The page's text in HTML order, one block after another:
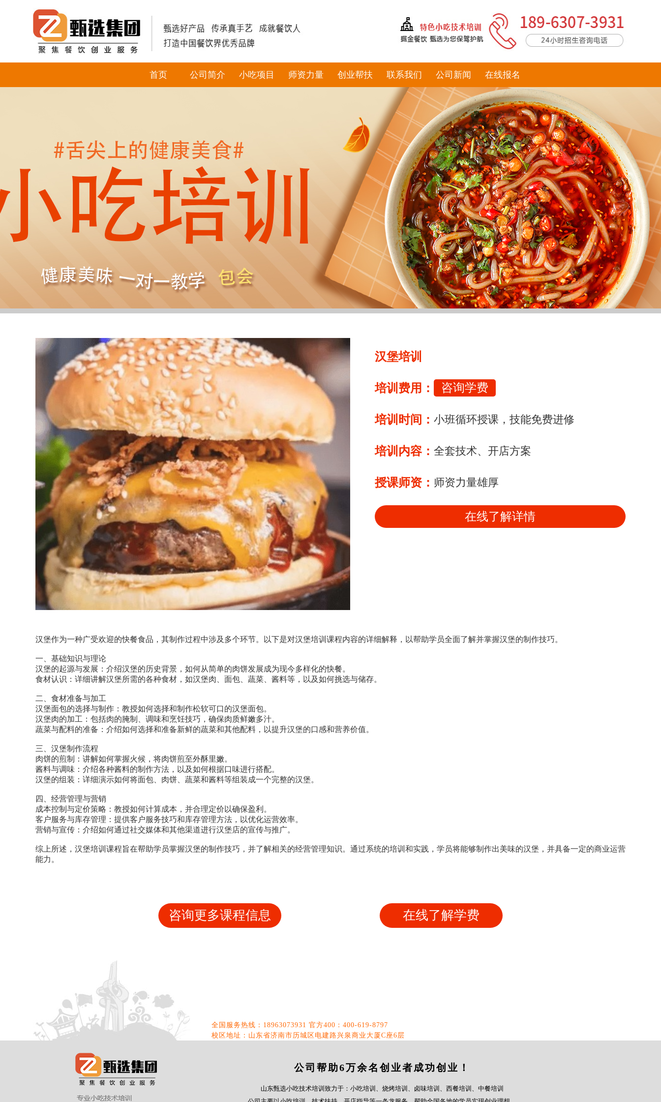
首页 公司简介 小吃项目 师资力量 创业帮扶 联系我们 公司新闻 在线报名
汉堡培训
培训费用： 咨询学费
培训时间： 小班循环授课，技能免费进修
培训内容： 全套技术、开店方案
授课师资： 师资力量雄厚
在线了解详情
汉堡作为一种广受欢迎的快餐食品，其制作过程中涉及多个环节。以下是对汉堡培训课程内容的详细解释，以帮助学员全面了解并掌握汉堡的制作技巧。
一、基础知识与理论
汉堡的起源与发展：介绍汉堡的历史背景，如何从简单的肉饼发展成为现今多样化的快餐。
食材认识：详细讲解汉堡所需的各种食材，如汉堡肉、面包、蔬菜、酱料等，以及如何挑选与储存。
二、食材准备与加工
汉堡面包的选择与制作：教授如何选择和制作松软可口的汉堡面包。
汉堡肉的加工：包括肉的腌制、调味和烹饪技巧，确保肉质鲜嫩多汁。
蔬菜与配料的准备：介绍如何选择和准备新鲜的蔬菜和其他配料，以提升汉堡的口感和营养价值。
三、汉堡制作流程
肉饼的煎制：讲解如何掌握火候，将肉饼煎至外酥里嫩。
酱料与调味：介绍各种酱料的制作方法，以及如何根据口味进行搭配。
汉堡的组装：详细演示如何将面包、肉饼、蔬菜和酱料等组装成一个完整的汉堡。
四、经营管理与营销
成本控制与定价策略：教授如何计算成本，并合理定价以确保盈利。
客户服务与库存管理：提供客户服务技巧和库存管理方法，以优化运营效率。
营销与宣传：介绍如何通过社交媒体和其他渠道进行汉堡店的宣传与推广。
综上所述，汉堡培训课程旨在帮助学员掌握汉堡的制作技巧，并了解相关的经营管理知识。通过系统的培训和实践，学员将能够制作出美味的汉堡，并具备一定的商业运营
能力。
咨询更多课程信息 在线了解学费
全国服务热线：18963073931 官方400：400-619-8797
校区地址：山东省济南市历城区电建路兴泉商业大厦C座6层
公司帮助6万余名创业者成功创业！
山东甄选小吃技术培训致力于：小吃培训、烧烤培训、卤味培训、西餐培训、中餐培训